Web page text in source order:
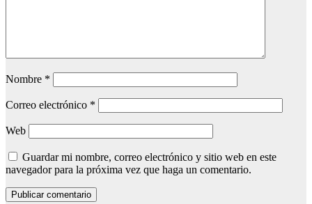
Nombre *
Correo electrónico *
Web
Guardar mi nombre, correo electrónico y sitio web en este
navegador para la próxima vez que haga un comentario.